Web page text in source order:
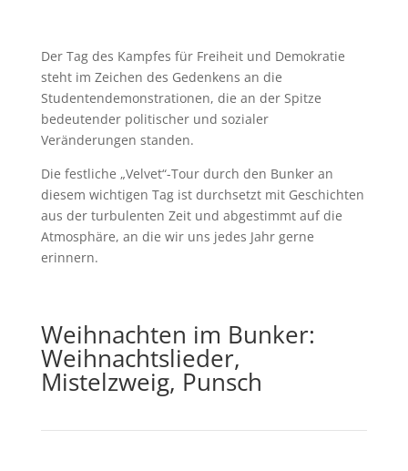
Der Tag des Kampfes für Freiheit und Demokratie
steht im Zeichen des Gedenkens an die
Studentendemonstrationen, die an der Spitze
bedeutender politischer und sozialer
Veränderungen standen.
Die festliche „Velvet“-Tour durch den Bunker an
diesem wichtigen Tag ist durchsetzt mit Geschichten
aus der turbulenten Zeit und abgestimmt auf die
Atmosphäre, an die wir uns jedes Jahr gerne
erinnern.
Weihnachten im Bunker:
Weihnachtslieder,
Mistelzweig, Punsch